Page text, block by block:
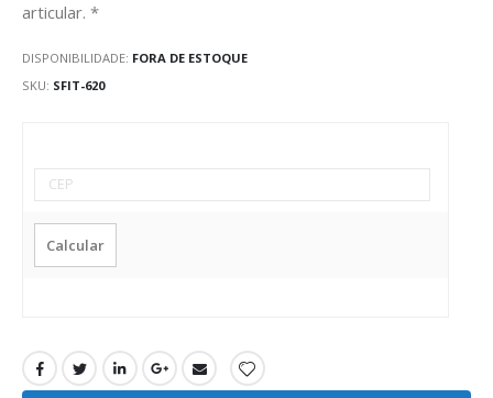
articular. *
DISPONIBILIDADE: FORA DE ESTOQUE
SKU SFIT-620
Calcular